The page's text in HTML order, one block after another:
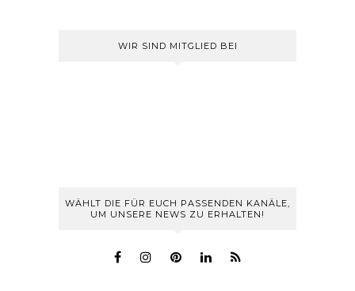
WIR SIND MITGLIED BEI
WÄHLT DIE FÜR EUCH PASSENDEN KANÄLE,
UM UNSERE NEWS ZU ERHALTEN!